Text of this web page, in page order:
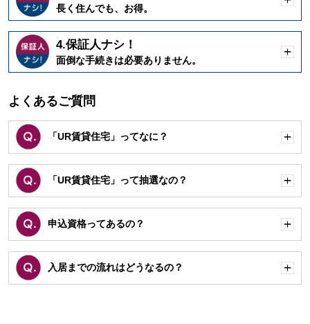
長く住んでも、お得。
く
4.保証人ナシ！
面倒な手続きは必要ありません。
く
よくあるご質問
「UR賃貸住宅」ってなに？
く
「UR賃貸住宅」って抽選なの？
く
申込資格ってあるの？
く
入居までの流れはどうなるの？
く